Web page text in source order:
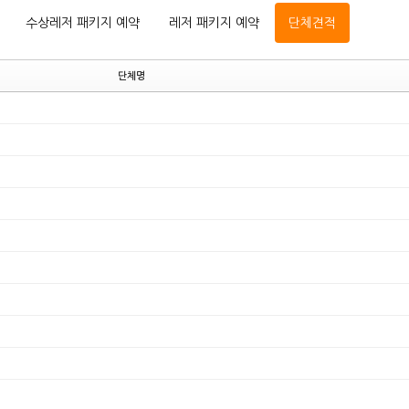
수상레저 패키지 예약 레저 패키지 예약 단체견적
단체명